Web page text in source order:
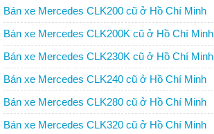
Bán xe Mercedes CLK200 cũ ở Hồ Chí Minh
Bán xe Mercedes CLK200K cũ ở Hồ Chí Minh
Bán xe Mercedes CLK230K cũ ở Hồ Chí Minh
Bán xe Mercedes CLK240 cũ ở Hồ Chí Minh
Bán xe Mercedes CLK280 cũ ở Hồ Chí Minh
Bán xe Mercedes CLK320 cũ ở Hồ Chí Minh